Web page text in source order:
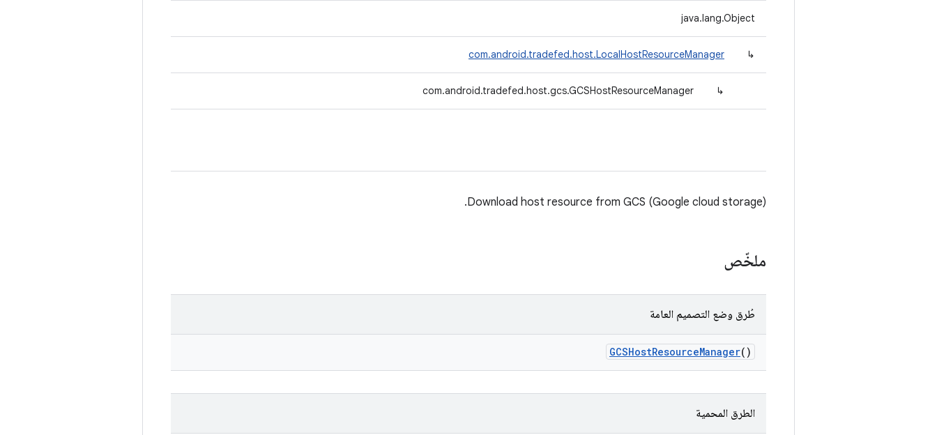
java.lang.Object
↳
com.android.tradefed.host.LocalHostResourceManager
↳
com.android.tradefed.host.gcs.GCSHostResourceManager
Download host resource from GCS (Google cloud storage).
ملخّص
طُرق وضع التصميم العامة
GCSHostResourceManager()
الطرق المحمية